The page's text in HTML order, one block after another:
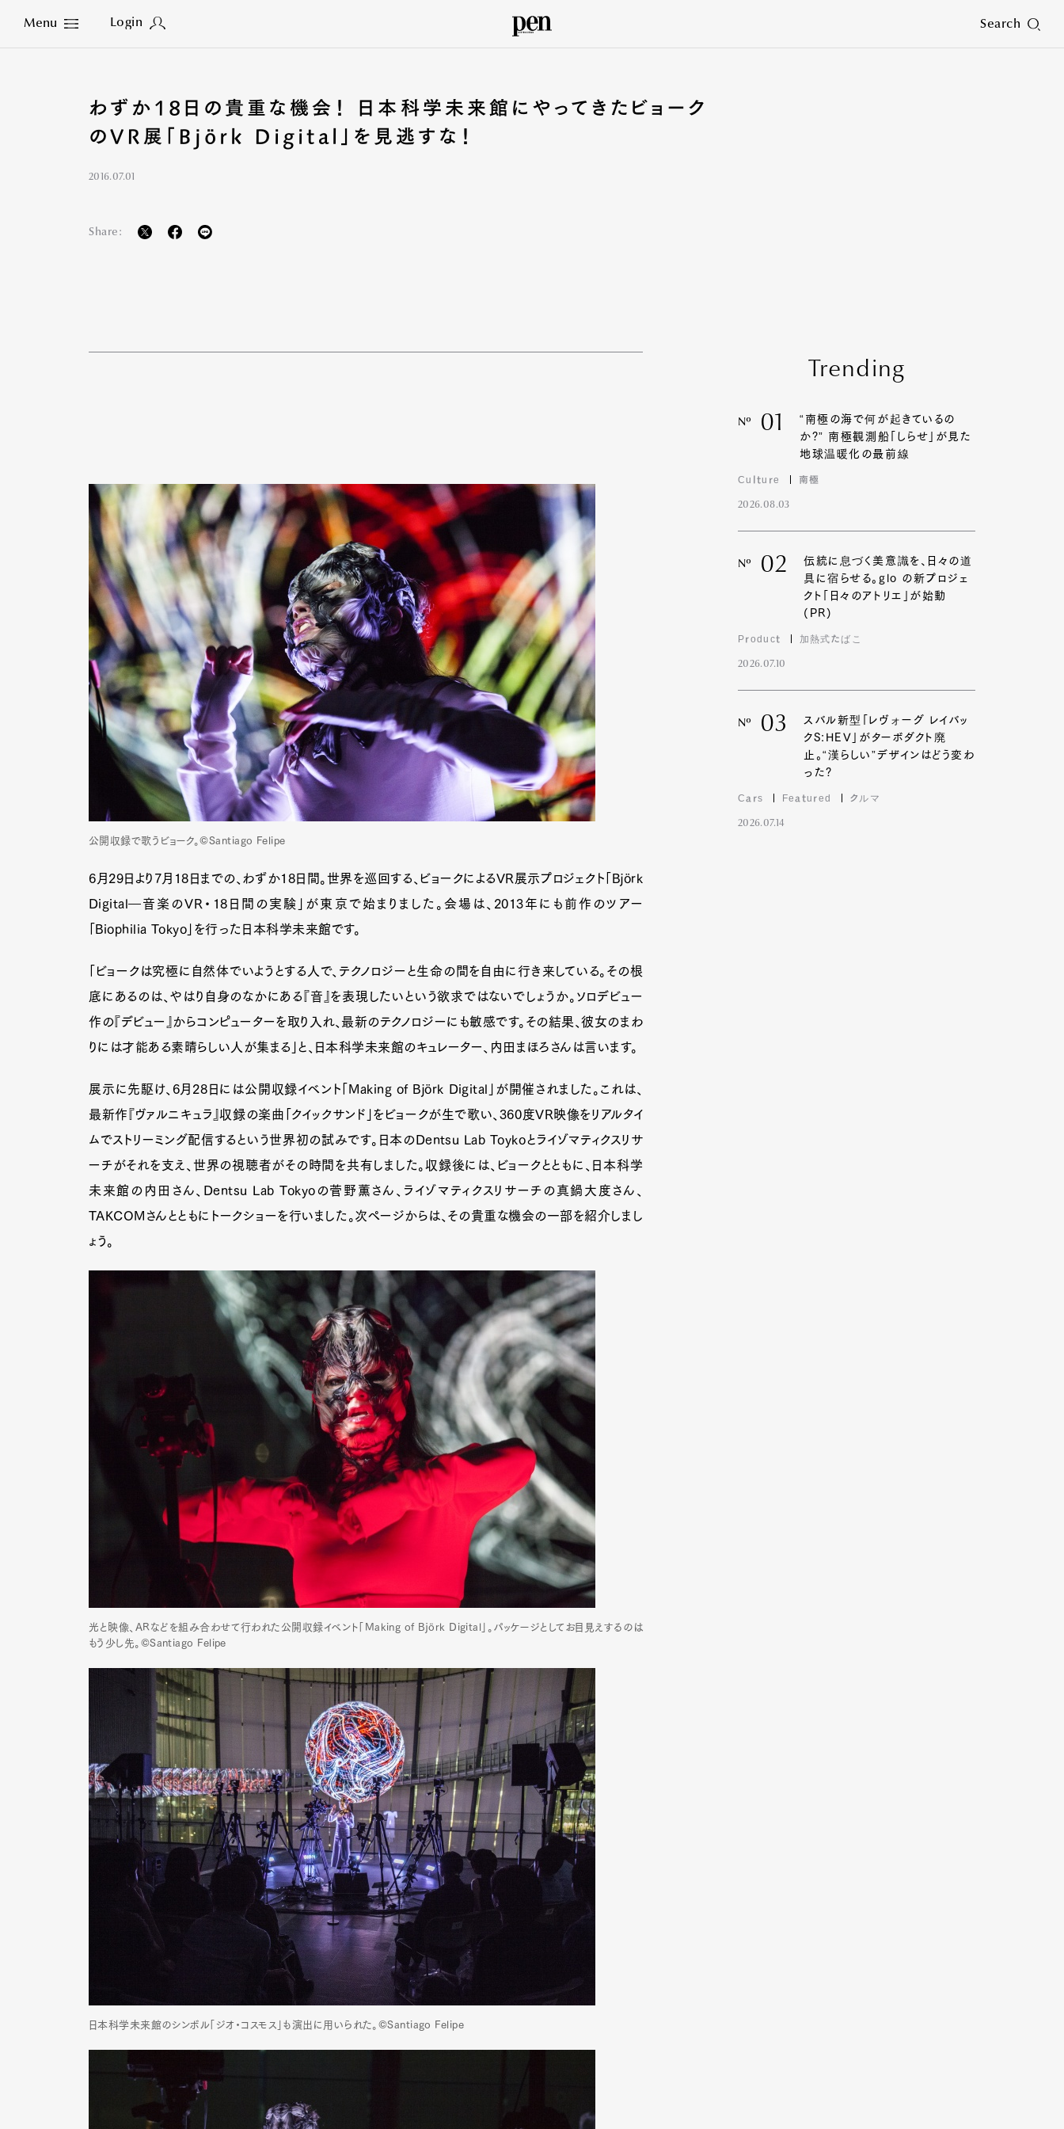
Menu Login Search
Close
Art&Design Watch
Fashion
Gourmet
Cars Product
Lifestyle
Pen Membership Magazine Official Columnist
Pen Meet Pen international
わずか18日の貴重な機会！ 日本科学未来館にやってきたビョーク
のVR展「Björk Digital」を見逃すな！
2016.07.01
Share:
公開収録で歌うビョーク。©Santiago Felipe
6月29日より7月18日までの、わずか18日間。世界を巡回する、ビョークによるVR展示プロジェクト「Björk
Digital―音楽のVR・18日間の実験」が東京で始まりました。会場は、2013年にも前作のツアー
「Biophilia Tokyo」を行った日本科学未来館です。
「ビョークは究極に自然体でいようとする人で、テクノロジーと生命の間を自由に行き来している。その根
底にあるのは、やはり自身のなかにある『音』を表現したいという欲求ではないでしょうか。ソロデビュー
作の『デビュー』からコンピューターを取り入れ、最新のテクノロジーにも敏感です。その結果、彼女のまわ
りには才能ある素晴らしい人が集まる」 と、日本科学未来館のキュレーター、内田まほろさんは言います。
展示に先駆け、6月28日には公開収録イベント「Making of Björk Digital」が開催されました。これは、
最新作『ヴァルニキュラ』収録の楽曲「クイックサンド」をビョークが生で歌い、360度VR映像をリアルタイ
ムでストリーミング配信するという世界初の試みです。日本のDentsu Lab Toykoとライゾマティクスリサ
ーチがそれを支え、世界の視聴者がその時間を共有しました。収録後には、ビョークとともに、日本科学
未来館の内田さん、Dentsu Lab Tokyoの菅野薫さん、ライゾマティクスリサーチの真鍋大度さん、
TAKCOMさんとともにトークショーを行いました。次ページからは、その貴重な機会の一部を紹介しまし
ょう。
光と映像、ARなどを組み合わせて行われた公開収録イベント「Making of Björk Digital」。パッケージとしてお目見えするのは
もう少し先。©Santiago Felipe
日本科学未来館のシンボル「ジオ・コスモス」も演出に用いられた。©Santiago Felipe
Trending
Nº 01
“南極の海で何が起きているの
か?” 南極観測船「しらせ」が見た
地球温暖化の最前線
Culture 南極
2026.08.03
Nº 02
伝統に息づく美意識を、日々の道
具に宿らせる。glo の新プロジェ
クト「日々のアトリエ」が始動
(PR)
Product 加熱式たばこ
2026.07.10
Nº 03
スバル新型「レヴォーグ レイバッ
クS:HEV」がターボダクト廃
止。“漢らしい”デザインはどう変わ
った?
Cars Featured クルマ
2026.07.14